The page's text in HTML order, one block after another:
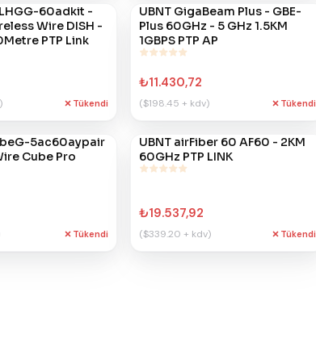
60adkit -
Wire DISH -
PTP Link
Tükendi
413
UBNT GigaBeam Plus - GBE-
Plus 60GHz - 5 GHz 1.5KM
1GBPS PTP AP
₺11.430,72
($198.45 + kdv) Tükendi
5ac60aypair
Cube Pro
Tükendi
346
UBNT airFiber 60 AF60 - 2KM
60GHz PTP LINK
₺19.537,92
($339.20 + kdv) Tükendi